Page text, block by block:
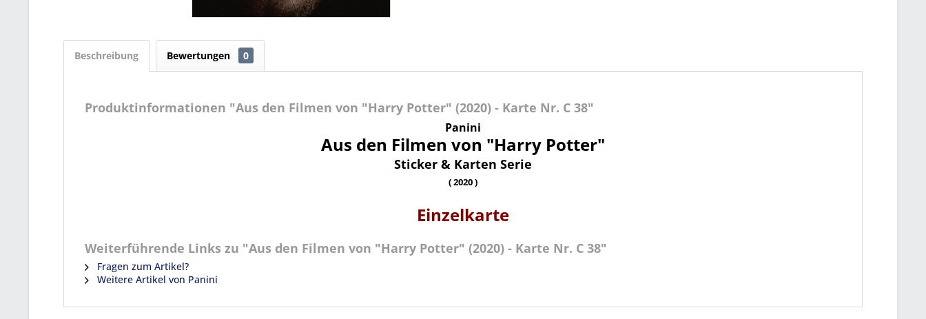
Beschreibung Bewertungen 0
Produktinformationen "Aus den Filmen von "Harry Potter" (2020) - Karte Nr. C 38"
Panini
Aus den Filmen von "Harry Potter"
Sticker & Karten Serie
( 2020 )
Einzelkarte
Weiterführende Links zu "Aus den Filmen von "Harry Potter" (2020) - Karte Nr. C 38"
Fragen zum Artikel?
Weitere Artikel von Panini